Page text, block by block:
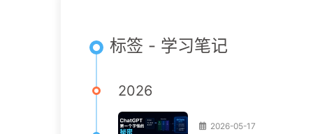
标签 - 学习笔记
2026
2026-05-17